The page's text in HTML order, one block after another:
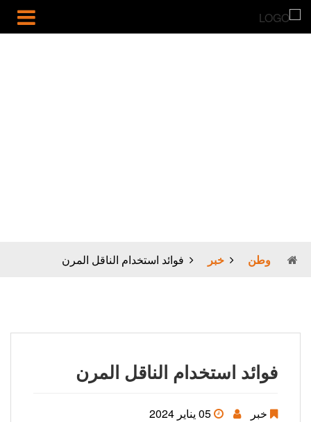
وطن خبر فوائد استخدام الناقل المرن
فوائد استخدام الناقل المرن
خبر 05 يناير 2024